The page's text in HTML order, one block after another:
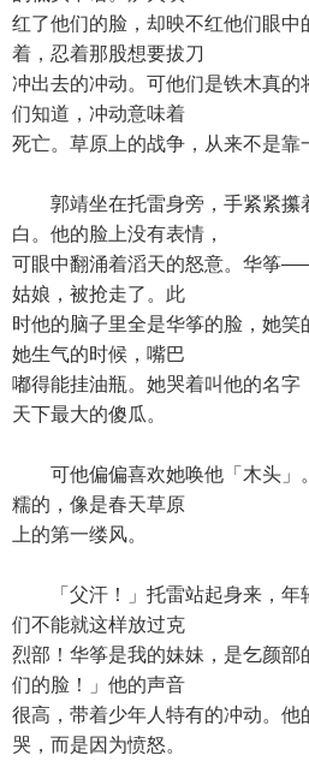
红了他们的脸，却映不红他们眼中
着，忍着那股想要拔刀
冲出去的冲动。可他们是铁木真的
们知道，冲动意味着
死亡。草原上的战争，从来不是靠
郭靖坐在托雷身旁，手紧紧攥
白。他的脸上没有表情，
可眼中翻涌着滔天的怒意。华筝
姑娘，被抢走了。此
时他的脑子里全是华筝的脸，她笑
她生气的时候，嘴巴
嘟得能挂油瓶。她哭着叫他的名字
天下最大的傻瓜。
可他偏偏喜欢她唤他「木头」
糯的，像是春天草原
上的第一缕风。
「父汗！」托雷站起身来，年
们不能就这样放过克
烈部！华筝是我的妹妹，是乞颜部
们的脸！」他的声音
很高，带着少年人特有的冲动。他
哭，而是因为愤怒。